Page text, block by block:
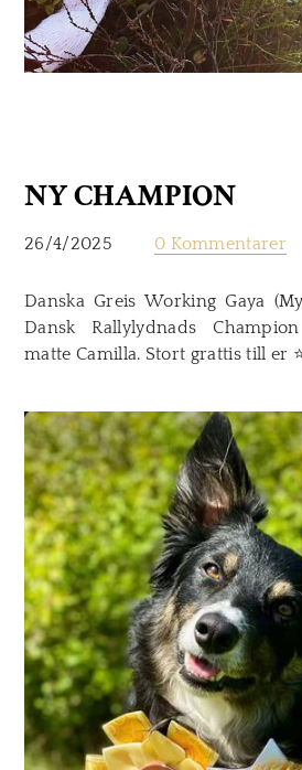
NY CHAMPION
26/4/2025 0 Kommentarer
Danska Greis Working Gaya
Dansk Rallylydnads
matte Camilla. Stort grattis till er